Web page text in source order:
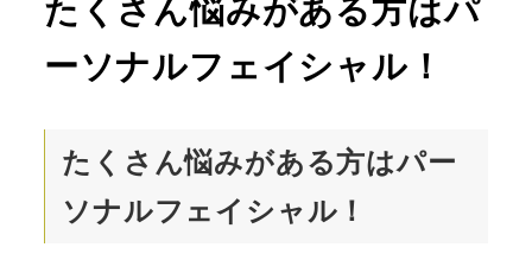
たくさん悩みがある方はパ
ーソナルフェイシャル！
たくさん悩みがある方はパー
ソナルフェイシャル！